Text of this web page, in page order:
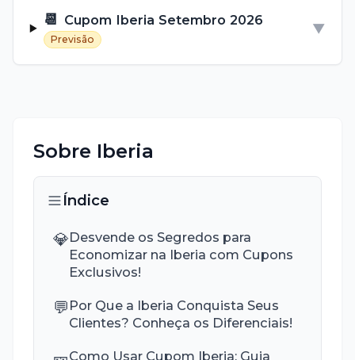
📆 Cupom Iberia Setembro 2026
Previsão
▼
Sobre Iberia
Índice
💎Desvende os Segredos para
Economizar na Iberia com Cupons
Exclusivos!
💬 Por Que a Iberia Conquista Seus
Clientes? Conheça os Diferenciais!
Como Usar Cupom Iberia: Guia